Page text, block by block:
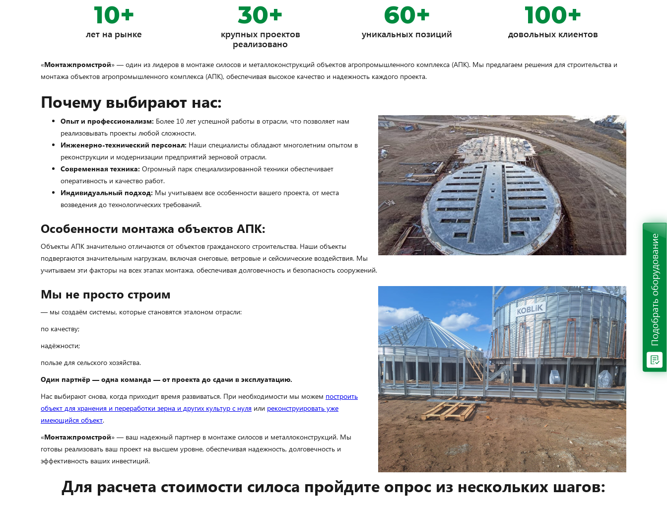
Подобрать оборудование
10+
лет на рынке
30+
крупных проектов
реализовано
60+
уникальных позиций
100+
довольных клиентов
«Монтажпромстрой» — один из лидеров в монтаже силосов и металлоконструкций объектов агропромышленного комплекса (АПК). Мы предлагаем решения для строительства и
монтажа объектов агропромышленного комплекса (АПК), обеспечивая высокое качество и надежность каждого проекта.
Почему выбирают нас:
Опыт и профессионализм: Более 10 лет успешной работы в отрасли, что позволяет нам
реализовывать проекты любой сложности.
Инженерно-технический персонал: Наши специалисты обладают многолетним опытом в
реконструкции и модернизации предприятий зерновой отрасли.
Современная техника: Огромный парк специализированной техники обеспечивает
оперативность и качество работ.
Индивидуальный подход: Мы учитываем все особенности вашего проекта, от места
возведения до технологических требований.
Особенности монтажа объектов АПК:
Объекты АПК значительно отличаются от объектов гражданского строительства. Наши объекты
подвергаются значительным нагрузкам, включая снеговые, ветровые и сейсмические воздействия. Мы
учитываем эти факторы на всех этапах монтажа, обеспечивая долговечность и безопасность сооружений.
Мы не просто строим
— мы создаём системы, которые становятся эталоном отрасли:
по качеству;
надёжности;
пользе для сельского хозяйства.
Один партнёр — одна команда — от проекта до сдачи в эксплуатацию.
Нас выбирают снова, когда приходит время развиваться. При необходимости мы можем построить
объект для хранения и переработки зерна и других культур с нуля или реконструировать уже
имеющийся объект.
«Монтажпромстрой» — ваш надежный партнер в монтаже силосов и металлоконструкций. Мы
готовы реализовать ваш проект на высшем уровне, обеспечивая надежность, долговечность и
эффективность ваших инвестиций.
Для расчета стоимости силоса пройдите опрос из нескольких шагов: